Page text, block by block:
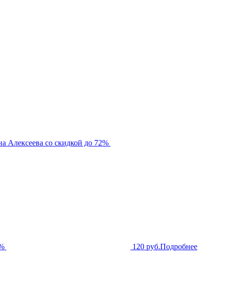
Алексеева со скидкой до 72%
120 руб.Подробнее